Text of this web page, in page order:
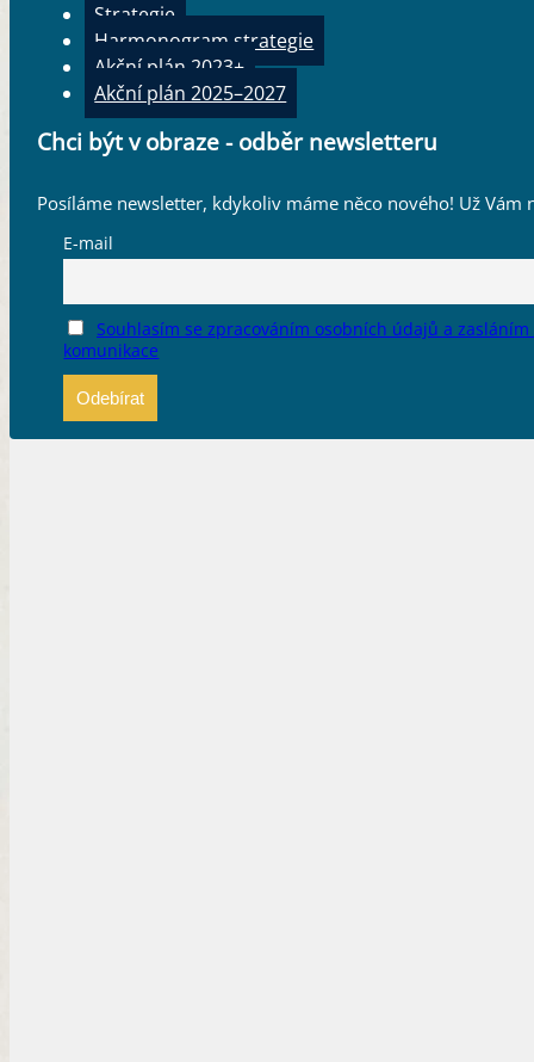
Strategie
Harmonogram strategie
Akční plán 2023+
Akční plán 2025–2027
Chci být v obraze - odběr newsletteru
Posíláme newsletter, kdykoliv máme něco nového! Už Vám
E-mail
Souhlasím se zpracováním osobních údajů a
komunikace
Kvalitní, široce dostupná a dlouhodobě udržitelná kulturní
Opatření
1.2., 10.2.,11.2.
AP2022,Cíl 1 ,dotační program,externí zdroj,investiční